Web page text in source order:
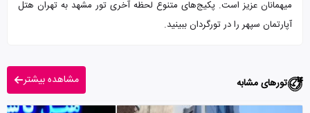
میهمانان عزیز است. پکیج‌های متنوع لحظه آخری تور مشهد به تهران هتل
آپارتمان سپهر را در تورگردان ببینید.
تورهای مشابه مشاهده بیشتر